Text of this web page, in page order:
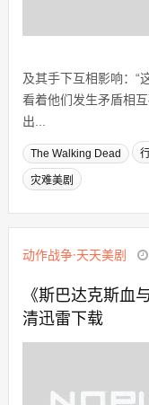
及其手下互相影响：“
看着他们发生矛盾相
出...
The Walking Dead
灾难美剧
动作战争·天天美剧
《斯巴达克斯血
清迅雷下载